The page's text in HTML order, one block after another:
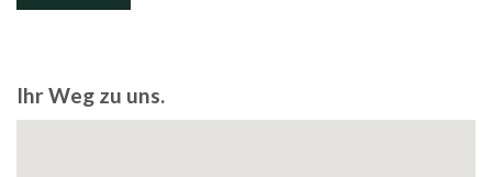
Ihr Weg zu uns.